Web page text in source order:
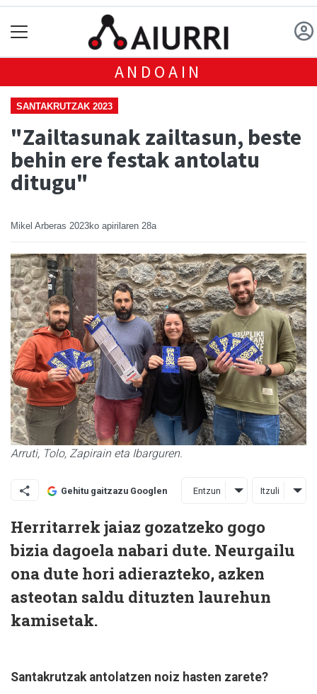
ANDOAIN
SANTAKRUTZAK 2023
"Zailtasunak zailtasun, beste
behin ere festak antolatu
ditugu"
Mikel Arberas 2023ko apirilaren 28a
Arruti, Tolo, Zapirain eta Ibarguren.
Gehitu gaitzazu Googlen Entzun Itzuli
Herritarrek jaiaz gozatzeko gogo
bizia dagoela nabari dute. Neurgailu
ona dute hori adierazteko, azken
asteotan saldu dituzten laurehun
kamisetak.
Santakrutzak antolatzen noiz hasten zarete?